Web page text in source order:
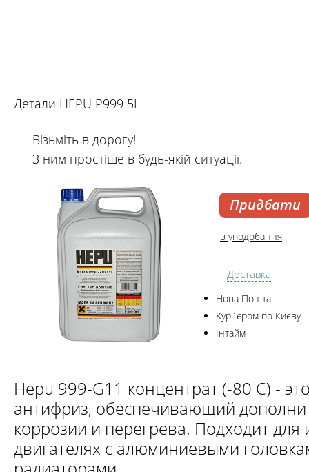
Детали HEPU P999 5L
Візьміть в дорогу!
З ним простіше в будь-якій ситуації.
Придбати
в уподобання
Доставка
Нова Пошта
Кур`єром по Києву
Інтайм
Hepu 999-G11 концентрат (-80 С) -
антифриз, обеспечивающий
коррозии и перегрева. Подходит для
двигателях с алюминиевыми